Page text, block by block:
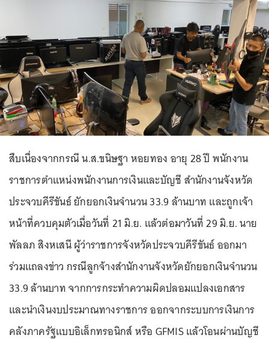
สืบเนื่องจากกรณี น.ส.ขนิษฐา หอยทอง อายุ 28 ปี พนักงาน
ราชการตำแหน่งพนักงานการเงินและบัญชี สำนักงานจังหวัด
ประจวบคีรีขันธ์ ยักยอกเงินจำนวน 33.9 ล้านบาท และถูกเจ้า
หน้าที่ควบคุมตัวเมื่อวันที่ 21 มิ.ย. แล้วต่อมาวันที่ 29 มิ.ย. นาย
พัลลภ สิงหเสนี ผู้ว่าราชการจังหวัดประจวบคีรีขันธ์ ออกมา
ร่วมแถลงข่าว กรณีลูกจ้างสำนักงานจังหวัดยักยอกเงินจำนวน
33.9 ล้านบาท จากการกระทำความผิดปลอมแปลงเอกสาร
และนำเงินงบประมาณทางราชการ ออกจากระบบการเงินการ
คลังภาครัฐแบบอิเล็กทรอนิกส์ หรือ GFMIS แล้วโอนผ่านบัญชี